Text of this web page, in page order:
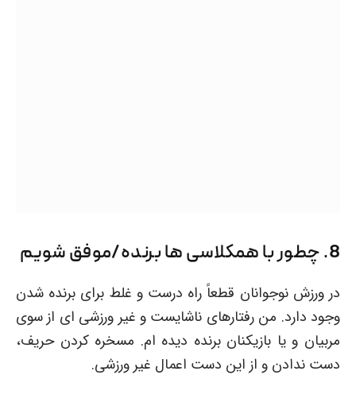
8. چطور با همکلاسی ها برنده/موفق شویم
در ورزش نوجوانان قطعاً راه درست و غلط برای برنده شدن
وجود دارد. من رفتارهای ناشایست و غیر ورزشی ای از سوی
مربیان و یا بازیکنان برنده دیده ام. مسخره کردن حریف،
دست ندادن و از این دست اعمال غیر ورزشی.